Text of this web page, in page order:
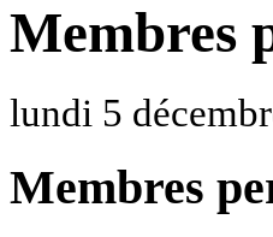
Membres
lundi 5
Membres